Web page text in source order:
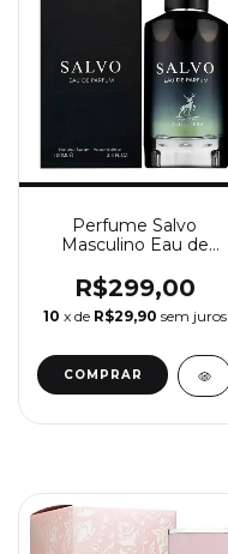
Perfume Salvo
Masculino Eau de
Alhambra 100ml
R$299,00
10 x de R$29,90 sem juros